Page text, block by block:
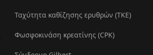
Ταχύτητα καθίζησης ερυθρών (ΤΚΕ)
Φωσφοκινάση κρεατίνης (CPK)